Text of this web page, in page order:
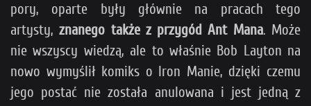
pory, oparte były głównie na pracach tego
artysty, znanego także z przygód Ant Mana. Może
nie wszyscy wiedzą, ale to właśnie Bob Layton na
nowo wymyślił komiks o Iron Manie, dzięki czemu
jego postać nie została anulowana i jest jedną z